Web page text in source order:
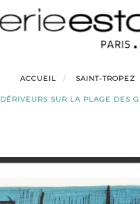
ACCUEIL SAINT-TROPEZ
DÉRIVEURS SUR LA PLAGE DES